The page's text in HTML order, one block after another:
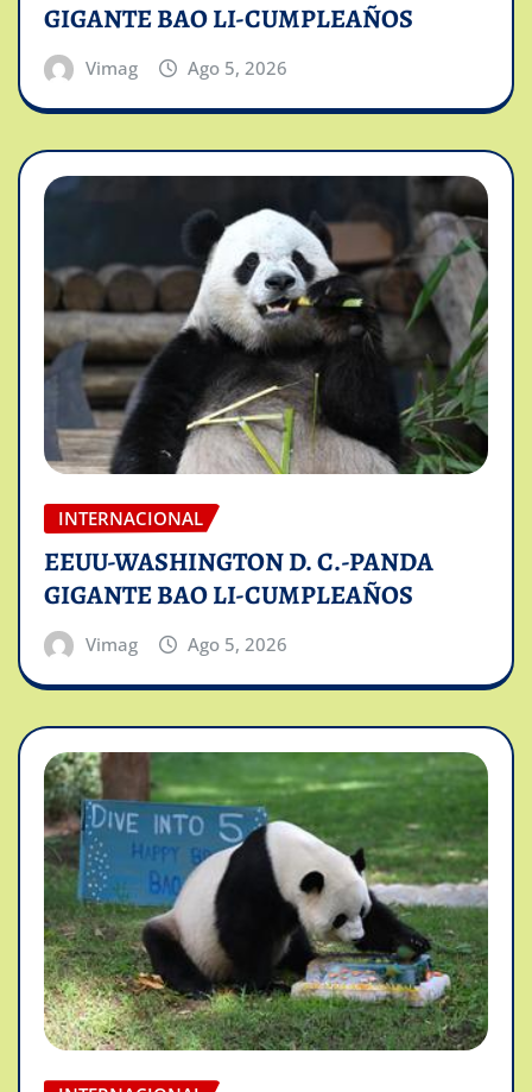
GIGANTE BAO LI-CUMPLEAÑOS
Vimag Ago 5, 2026
INTERNACIONAL
EEUU-WASHINGTON D. C.-PANDA
GIGANTE BAO LI-CUMPLEAÑOS
Vimag Ago 5, 2026